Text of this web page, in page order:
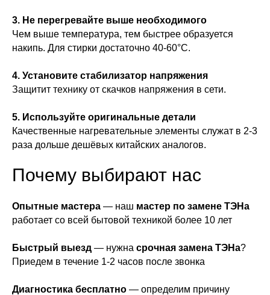
3. Не перегревайте выше необходимого
Чем выше температура, тем быстрее образуется
накипь. Для стирки достаточно 40-60°C.
4. Установите стабилизатор напряжения
Защитит технику от скачков напряжения в сети.
5. Используйте оригинальные детали
Качественные нагревательные элементы служат в 2-3
раза дольше дешёвых китайских аналогов.
Почему выбирают нас
Опытные мастера — наш мастер по замене ТЭНа
работает со всей бытовой техникой более 10 лет
Быстрый выезд — нужна срочная замена ТЭНа?
Приедем в течение 1-2 часов после звонка
Диагностика бесплатно — определим причину